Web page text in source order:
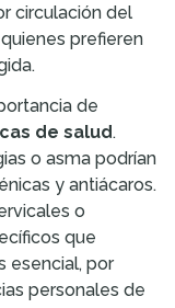
circulación del
prefieren
de
de salud.
o asma podrían
y antiácaros.
o
que
esencial, por
personales de